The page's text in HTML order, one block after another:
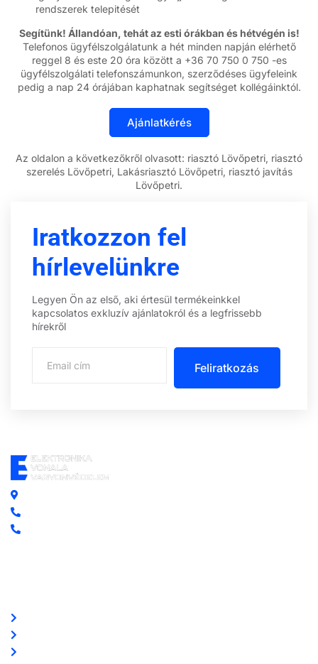
rendszerek telepitését
Segítünk! Állandóan, tehát az esti órákban és hétvégén is!
Telefonos ügyfélszolgálatunk a hét minden napján elérhető
reggel 8 és este 20 óra között a +36 70 750 0 750 -es
ügyfélszolgálati telefonszámunkon, szerződéses ügyfeleink
pedig a nap 24 órájában kaphatnak segítséget kollégáinktól.
Az oldalon a következőkről olvasott: riasztó Lövőpetri, riasztó
szerelés Lövőpetri, Lakásriasztó Lövőpetri, riasztó javítás
Lövőpetri.
Iratkozzon fel
hírlevelünkre
Legyen Ön az első, aki értesül termékeinkkel
kapcsolatos exkluzív ajánlatokról és a legfrissebb
hírekről
Feliratkozás